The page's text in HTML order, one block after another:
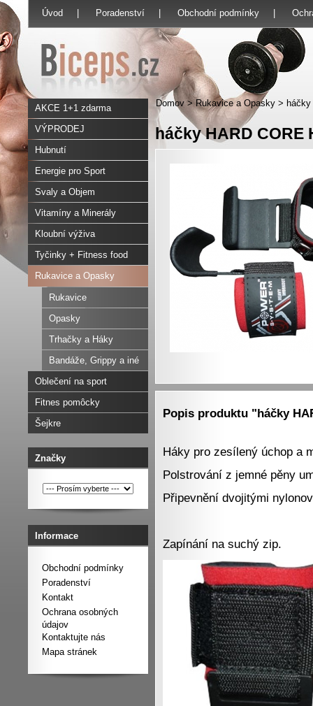
Úvod Poradenství Obchodní podmínky
Domov > Rukavice a Opasky >
AKCE 1+1 zdarma
VÝPRODEJ
Hubnutí
Energie pro Sport
Svaly a Objem
Vitamíny a Minerály
Kloubní výživa
Tyčinky + Fitness food
Rukavice a Opasky
Rukavice
Opasky
Trhačky a Háky
Bandáže, Grippy a iné
Oblečení na sport
Fitnes pomôcky
Šejkre
Značky
Informace
Obchodní podmínky
Poradenství
Kontakt
Ochrana osobných
údajov
Kontaktujte nás
Mapa stránek
háčky HARD CORE
Popis produktu "háčky
Háky pro zesílený úchop a
Polstrování z jemné pěny
Připevnění dvojitými
Zapínání na suchý zip.